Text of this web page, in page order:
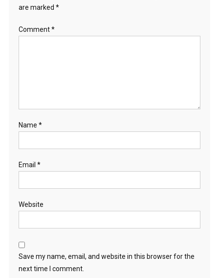
are marked *
Comment*
Name *
Email *
Website
Save my name, email, and website in this browser for the
next time I comment.